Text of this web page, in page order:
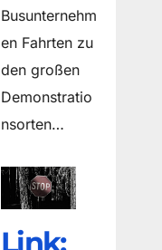
Busunternehm
en Fahrten zu
den großen
Demonstratio
nsorten…
Link: